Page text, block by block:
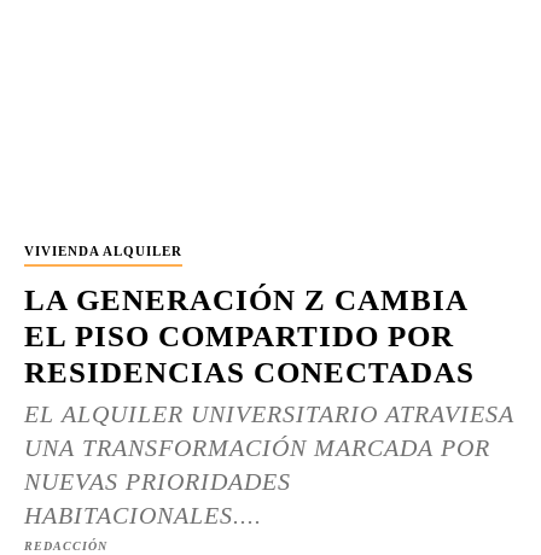
VIVIENDA ALQUILER
LA GENERACIÓN Z CAMBIA
EL PISO COMPARTIDO POR
RESIDENCIAS CONECTADAS
EL ALQUILER UNIVERSITARIO ATRAVIESA
UNA TRANSFORMACIÓN MARCADA POR
NUEVAS PRIORIDADES
HABITACIONALES....
REDACCIÓN